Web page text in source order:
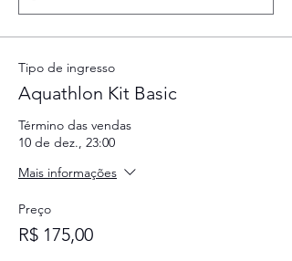
Tipo de ingresso
Aquathlon Kit Basic
Término das vendas
10 de dez., 23:00
Mais informações
Preço
R$ 175,00